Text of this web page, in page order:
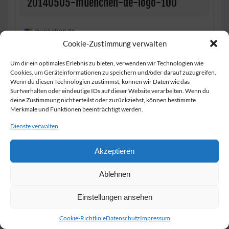
Cookie-Zustimmung verwalten
Um dir ein optimales Erlebnis zu bieten, verwenden wir Technologien wie
Cookies, um Geräteinformationen zu speichern und/oder darauf zuzugreifen.
Wenn du diesen Technologien zustimmst, können wir Daten wie das
Surfverhalten oder eindeutige IDs auf dieser Website verarbeiten. Wenn du
deine Zustimmung nicht erteilst oder zurückziehst, können bestimmte
Merkmale und Funktionen beeinträchtigt werden.
Dienste verwalten
Akzeptieren
Ablehnen
Einstellungen ansehen
Cookie-RichtlinieDatenschutzImpressum
Impressum
Datenschutz